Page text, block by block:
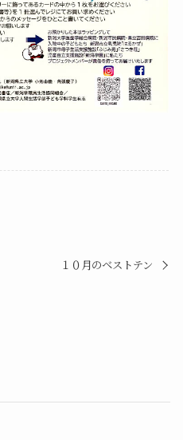
１０月のベストテン